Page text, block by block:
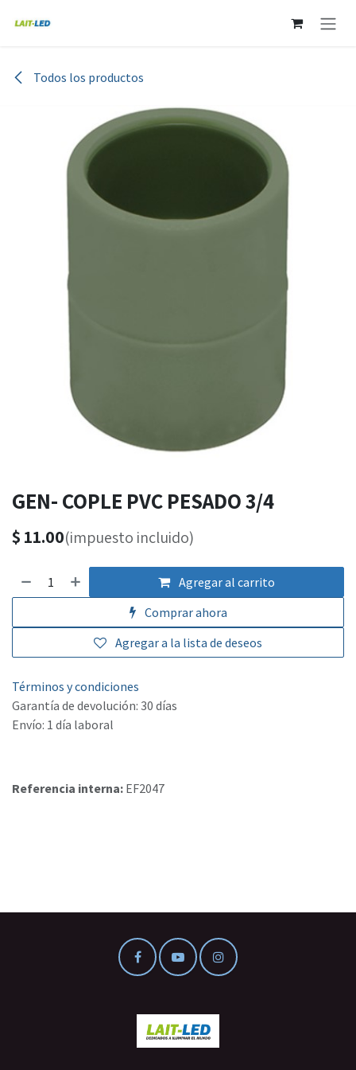
Todos los productos
GEN- COPLE PVC PESADO 3/4
$ 11.00(impuesto incluido)
Agregar al carrito
Comprar ahora
Agregar a la lista de deseos
Términos y condiciones
Garantía de devolución: 30 días
Envío: 1 día laboral
Referencia interna: EF2047